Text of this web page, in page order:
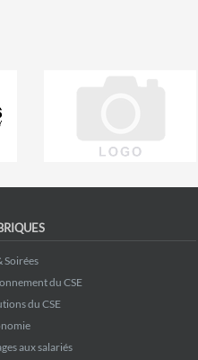
Soirées
du CSE
du CSE
aux salariés